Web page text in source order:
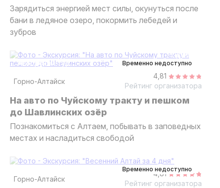
Зарядиться энергией мест силы, окунуться после
бани в ледяное озеро, покормить лебедей и
зубров
Временно недоступно
9 дней
авторский тур
Горно-Алтайск
4,81
Рейтинг организатора
На авто по Чуйскому тракту и пешком
до Шавлинских озёр
Познакомиться с Алтаем, побывать в заповедных
местах и насладиться свободой
Временно недоступно
Горно-Алтайск
4,81
Рейтинг организатора